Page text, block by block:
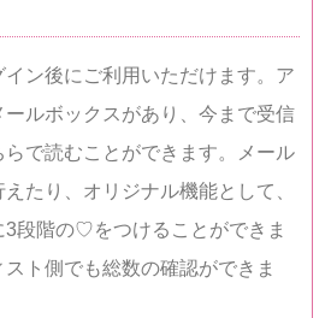
ン後にご利用いただけます。ア
ールボックスがあり、今まで受信
らで読むことができます。メール
たり、オリジナル機能として、
3段階の♡をつけることができま
ト側でも総数の確認ができま